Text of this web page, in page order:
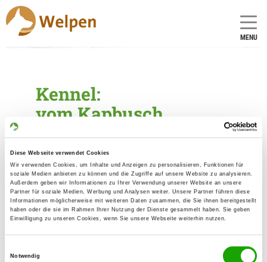
Diese Webseite verwendet Cookies
Wir verwenden Cookies, um Inhalte und Anzeigen zu personalisieren, Funktionen für
soziale Medien anbieten zu können und die Zugriffe auf unsere Website zu analysieren.
Außerdem geben wir Informationen zu Ihrer Verwendung unserer Website an unsere
Partner für soziale Medien, Werbung und Analysen weiter. Unsere Partner führen diese
Informationen möglicherweise mit weiteren Daten zusammen, die Sie ihnen bereitgestellt
haben oder die sie im Rahmen Ihrer Nutzung der Dienste gesammelt haben. Sie geben
Einwilligung zu unseren Cookies, wenn Sie unsere Webseite weiterhin nutzen.
Notwendig
MENU
Kennel:
vom Kapbusch
Founded: 15.06.1998
Breeder
Hubert Esser
Lachend 36
41836 Hückelhoven